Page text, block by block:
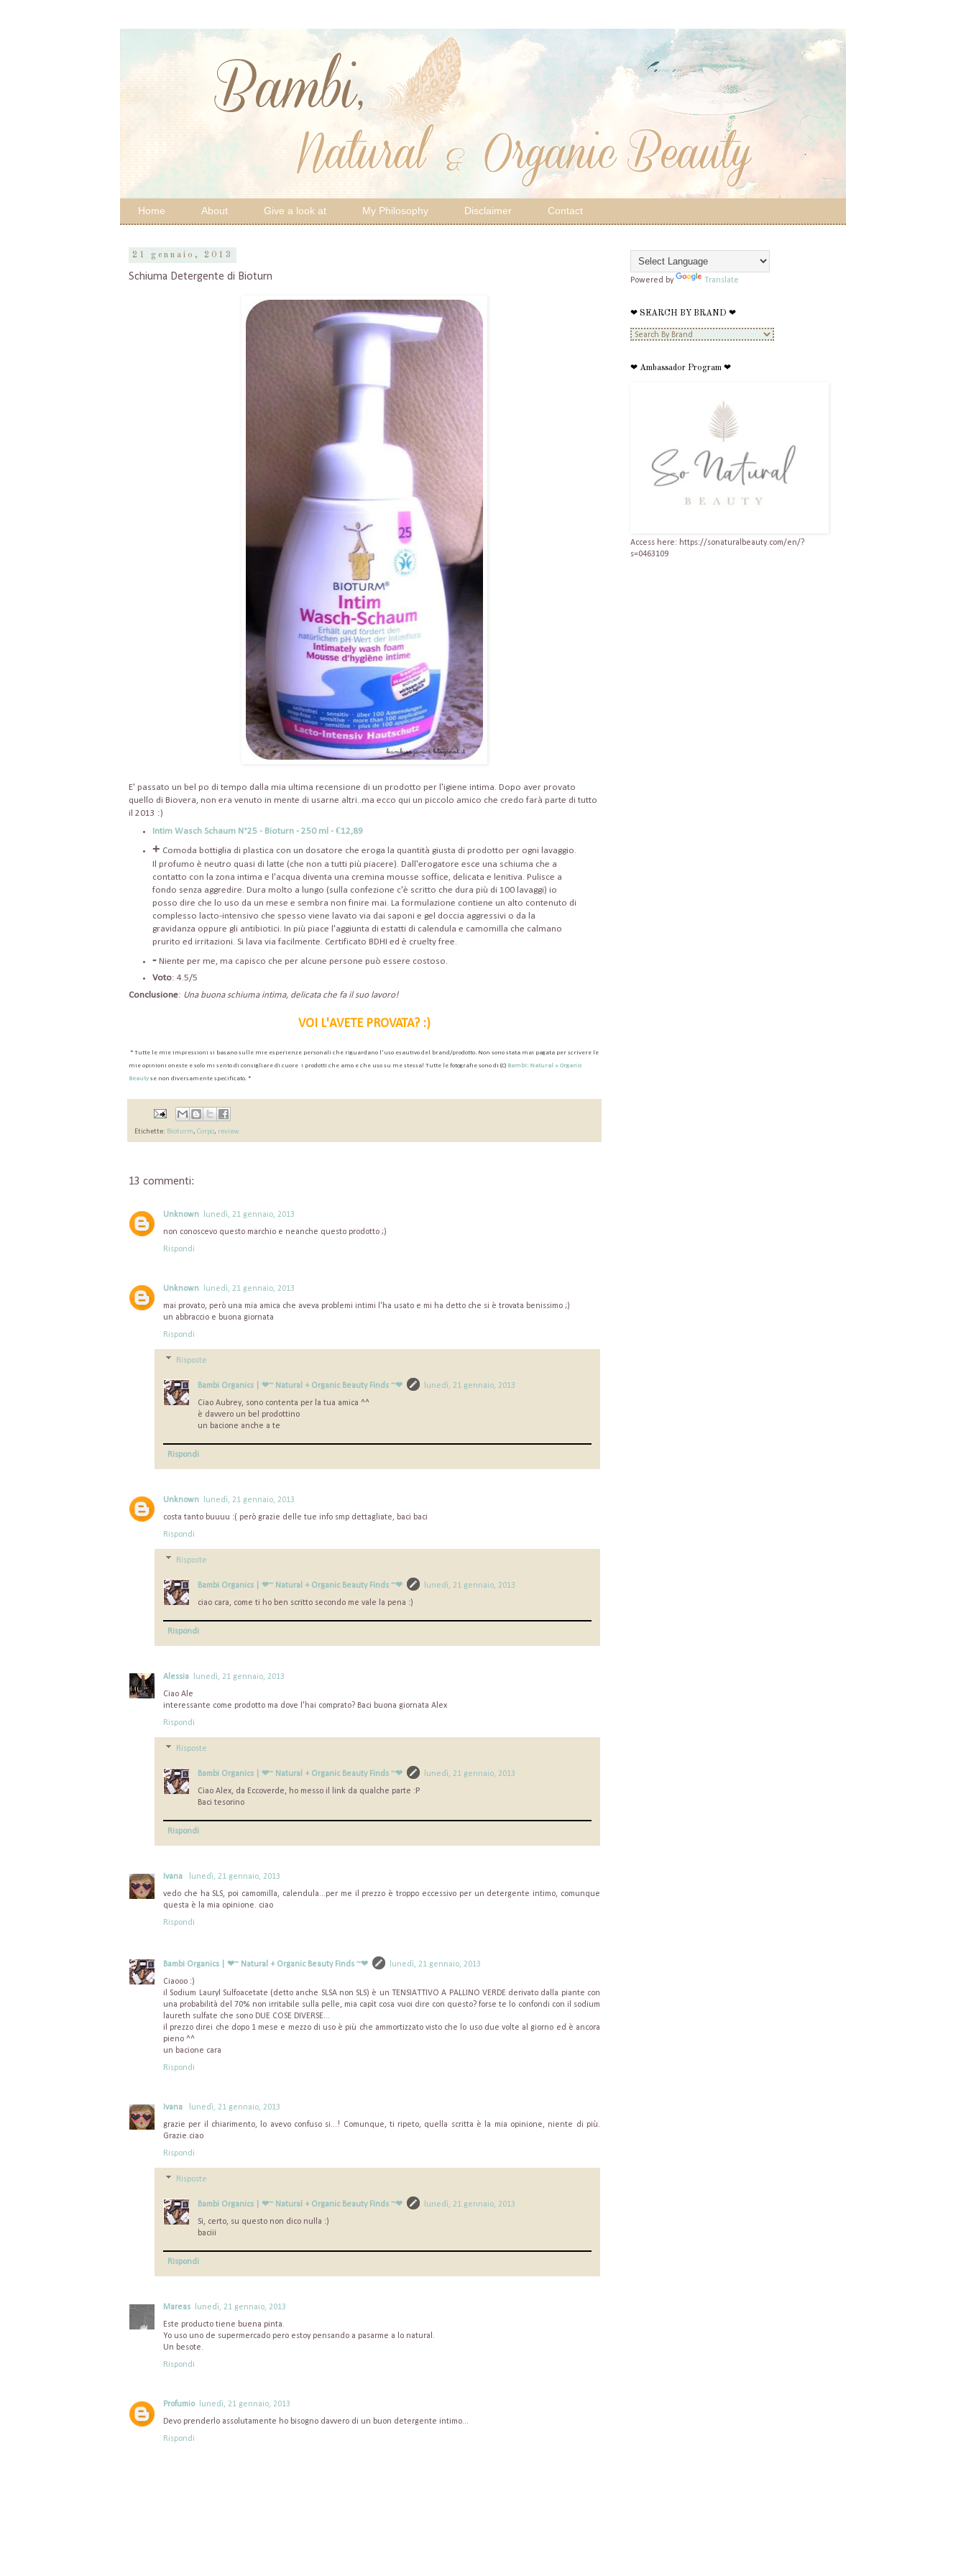
Home About Give a look at My Philosophy Disclaimer Contact
21 gennaio, 2013
Schiuma Detergente di Bioturn
E' passato un bel po di tempo dalla mia ultima recensione di un prodotto per l'igiene intima. Dopo aver provato
quello di Biovera, non era venuto in mente di usarne altri..ma ecco qui un piccolo amico che credo farà parte di tutto
il 2013 :)
Intim Wasch Schaum N°25 - Bioturn - 250 ml - €12,89
+ Comoda bottiglia di plastica con un dosatore che eroga la quantità giusta di prodotto per ogni lavaggio.
Il profumo è neutro quasi di latte (che non a tutti più piacere). Dall'erogatore esce una schiuma che a
contatto con la zona intima e l'acqua diventa una cremina mousse soffice, delicata e lenitiva. Pulisce a
fondo senza aggredire. Dura molto a lungo (sulla confezione c'è scritto che dura più di 100 lavaggi) io
posso dire che lo uso da un mese e sembra non finire mai. La formulazione contiene un alto contenuto di
complesso lacto-intensivo che spesso viene lavato via dai saponi e gel doccia aggressivi o da la
gravidanza oppure gli antibiotici. In più piace l'aggiunta di estatti di calendula e camomilla che calmano
prurito ed irritazioni. Si lava via facilmente. Certificato BDHI ed è cruelty free.
- Niente per me, ma capisco che per alcune persone può essere costoso.
Voto: 4.5/5
Conclusione: Una buona schiuma intima, delicata che fa il suo lavoro!
VOI L'AVETE PROVATA? :)
* Tutte le mie impressioni si basano sulle mie esperienze personali che riguardano l'uso esautivo del brand/prodotto. Non sono stata mai pagata per scrivere
le
mie opinioni oneste e solo mi sento di consigliare di cuore i prodotti che amo e che uso su me stessa! Tutte le fotografie sono di (C) Bambi: Natural + Organic
Beauty se non diversamente specificato. *
Etichette: Bioturm, Corpo, review
13 commenti:
Unknown
lunedì, 21 gennaio, 2013
non conoscevo questo marchio e neanche questo prodotto ;)
Rispondi
Unknown
lunedì, 21 gennaio, 2013
mai provato, però una mia amica che aveva problemi intimi l'ha usato e mi ha detto che si è trovata benissimo ;)
un abbraccio e buona giornata
Rispondi
Risposte
Bambi Organics | ❤~ Natural + Organic Beauty Finds ~❤
lunedì, 21 gennaio, 2013
Ciao Aubrey, sono contenta per la tua amica ^^
è davvero un bel prodottino
un bacione anche a te
Rispondi
Unknown
lunedì, 21 gennaio, 2013
costa tanto buuuu :( però grazie delle tue info smp dettagliate, baci baci
Rispondi
Risposte
Bambi Organics | ❤~ Natural + Organic Beauty Finds ~❤
lunedì, 21 gennaio, 2013
ciao cara, come ti ho ben scritto secondo me vale la pena :)
Rispondi
Alessia
lunedì, 21 gennaio, 2013
Ciao Ale
interessante come prodotto ma dove l'hai comprato? Baci buona giornata Alex
Rispondi
Risposte
Bambi Organics | ❤~ Natural + Organic Beauty Finds ~❤
lunedì, 21 gennaio, 2013
Ciao Alex, da Eccoverde, ho messo il link da qualche parte :P
Baci tesorino
Rispondi
Ivana
lunedì, 21 gennaio, 2013
vedo che ha SLS, poi camomilla, calendula...per me il prezzo è troppo eccessivo per un detergente intimo, comunque
questa è la mia opinione. ciao
Rispondi
Bambi Organics | ❤~ Natural + Organic Beauty Finds ~❤
lunedì, 21 gennaio, 2013
Ciaooo :)
il Sodium Lauryl Sulfoacetate (detto anche SLSA non SLS) è un TENSIATTIVO A PALLINO VERDE derivato dalla piante con
una probabilità del 70% non irritabile sulla pelle, mia capìt cosa vuoi dire con questo? forse te lo confondi con il sodium
laureth sulfate che sono DUE COSE DIVERSE...
il prezzo direi che dopo 1 mese e mezzo di uso è più che ammortizzato visto che lo uso due volte al giorno ed è ancora
pieno ^^
un bacione cara
Rispondi
Ivana
lunedì, 21 gennaio, 2013
grazie per il chiarimento, lo avevo confuso si...! Comunque, ti ripeto, quella scritta è la mia opinione, niente di più.
Grazie.ciao
Rispondi
Risposte
Bambi Organics | ❤~ Natural + Organic Beauty Finds ~❤
lunedì, 21 gennaio, 2013
Si, certo, su questo non dico nulla :)
baciii
Rispondi
Mareas lunedì, 21 gennaio, 2013
Este producto tiene buena pinta.
Yo uso uno de supermercado pero estoy pensando a pasarme a lo natural.
Un besote.
Rispondi
Profumio lunedì, 21 gennaio, 2013
Devo prenderlo assolutamente ho bisogno davvero di un buon detergente intimo...
Rispondi
Powered by Translate
❤ SEARCH BY BRAND ❤
❤ Ambassador Program ❤
Access here: https://sonaturalbeauty.com/en/?
s=0463109